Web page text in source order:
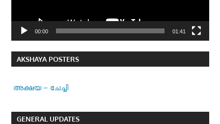
00:00 01:41
AKSHAYA POSTERS
അക്ഷയ – ചേച്ചി
GENERAL UPDATES